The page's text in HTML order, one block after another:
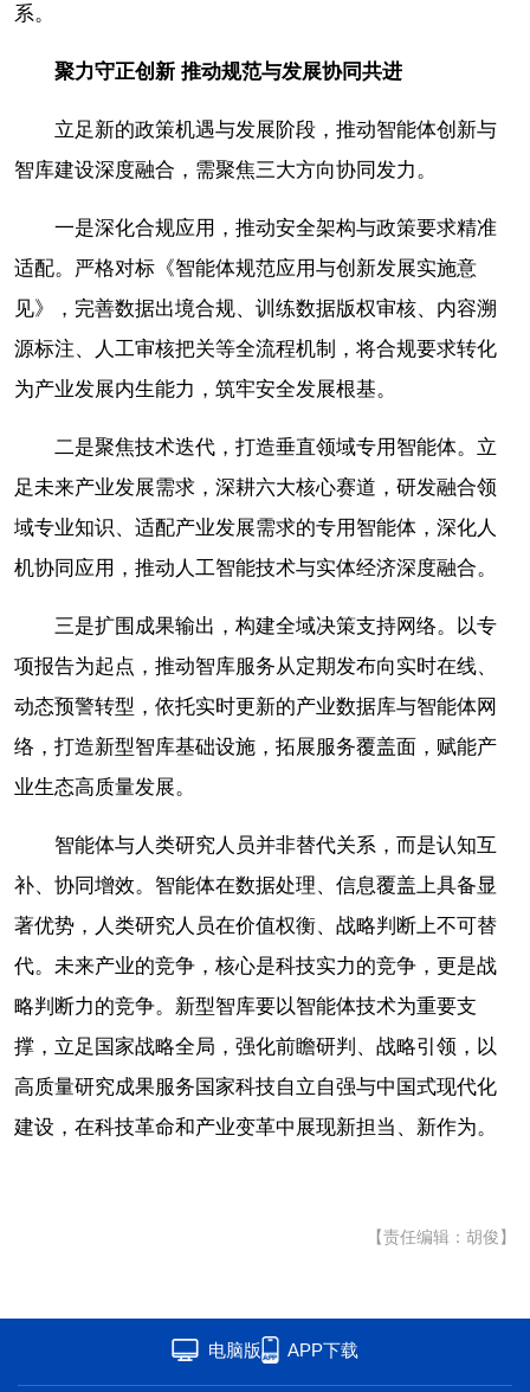
系。
聚力守正创新 推动规范与发展协同共进
立足新的政策机遇与发展阶段，推动智能体创新与
智库建设深度融合，需聚焦三大方向协同发力。
一是深化合规应用，推动安全架构与政策要求精准
适配。严格对标《智能体规范应用与创新发展实施意
见》，完善数据出境合规、训练数据版权审核、内容溯
源标注、人工审核把关等全流程机制，将合规要求转化
为产业发展内生能力，筑牢安全发展根基。
二是聚焦技术迭代，打造垂直领域专用智能体。立
足未来产业发展需求，深耕六大核心赛道，研发融合领
域专业知识、适配产业发展需求的专用智能体，深化人
机协同应用，推动人工智能技术与实体经济深度融合。
三是扩围成果输出，构建全域决策支持网络。以专
项报告为起点，推动智库服务从定期发布向实时在线、
动态预警转型，依托实时更新的产业数据库与智能体网
络，打造新型智库基础设施，拓展服务覆盖面，赋能产
业生态高质量发展。
智能体与人类研究人员并非替代关系，而是认知互
补、协同增效。智能体在数据处理、信息覆盖上具备显
著优势，人类研究人员在价值权衡、战略判断上不可替
代。未来产业的竞争，核心是科技实力的竞争，更是战
略判断力的竞争。新型智库要以智能体技术为重要支
撑，立足国家战略全局，强化前瞻研判、战略引领，以
高质量研究成果服务国家科技自立自强与中国式现代化
建设，在科技革命和产业变革中展现新担当、新作为。
【责任编辑：胡俊】
电脑版 APP下载